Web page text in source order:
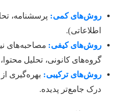
روش‌های کمی: پرسشنامه،
اطلاعاتی).
روش‌های کیفی: مصاحبه‌های
گروه‌های کانونی، تحلیل
روش‌های ترکیبی: بهره‌گیری
درک جامع‌تر پدیده.